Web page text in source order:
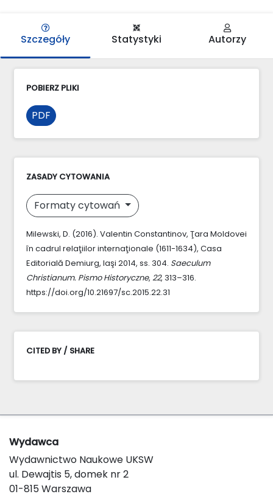
Szczegóły Statystyki Autorzy
POBIERZ PLIKI
PDF
ZASADY CYTOWANIA
Formaty cytowań
Milewski, D. (2016). Valentin Constantinov, Ţara Moldovei
în cadrul relaţiilor internaţionale (1611-1634), Casa
Editorială Demiurg, Iaşi 2014, ss. 304. Saeculum
Christianum. Pismo Historyczne, 22, 313–316.
https://doi.org/10.21697/sc.2015.22.31
CITED BY / SHARE
Wydawca
Wydawnictwo Naukowe UKSW
ul. Dewajtis 5, domek nr 2
01-815 Warszawa